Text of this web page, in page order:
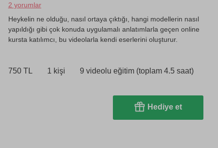
2 yorumlar
Heykelin ne olduğu, nasıl ortaya çıktığı, hangi modellerin nasıl
yapıldığı gibi çok konuda uygulamalı anlatımlarla geçen online
kursta katılımcı, bu videolarla kendi eserlerini oluşturur.
750 TL 1 kişi 9 videolu eğitim (toplam 4.5 saat)
Hediye et